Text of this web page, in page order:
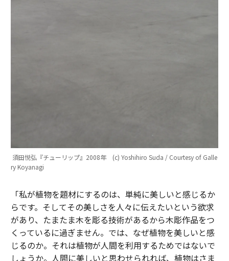
須田悦弘『チューリップ』2008年 (c) Yoshihiro Suda / Courtesy of Galle
ry Koyanagi
「私が植物を題材にするのは、単純に美しいと感じるか
らです。そしてその美しさを人々に伝えたいという欲求
があり、たまたま木を彫る技術があるから木彫作品をつ
くっているに過ぎません。では、なぜ植物を美しいと感
じるのか。それは植物が人間を利用するためではないで
しょうか。人間に美しいと思わせられれば、植物はさま